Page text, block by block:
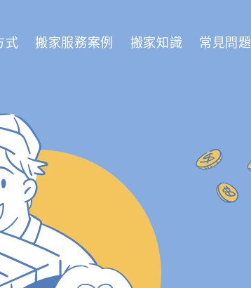
式 搬家服務案例 搬家知識 常見問題